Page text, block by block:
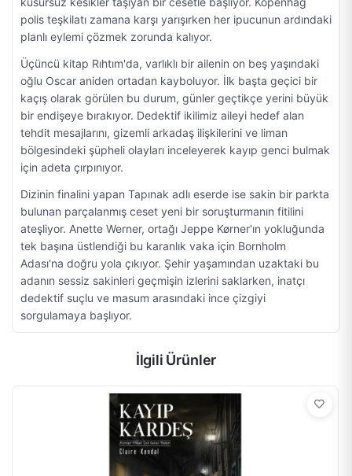
polis teşkilatı zamana karşı yarışırken her ipucunun ardındaki
planlı eylemi çözmek zorunda kalıyor.
Üçüncü kitap Rıhtım'da, varlıklı bir ailenin on beş yaşındaki
oğlu Oscar aniden ortadan kayboluyor. İlk başta geçici bir
kaçış olarak görülen bu durum, günler geçtikçe yerini büyük
bir endişeye bırakıyor. Dedektif ikilimiz aileyi hedef alan
tehdit mesajlarını, gizemli arkadaş ilişkilerini ve liman
bölgesindeki şüpheli olayları inceleyerek kayıp genci bulmak
için adeta çırpınıyor.
Dizinin finalini yapan Tapınak adlı eserde ise sakin bir parkta
bulunan parçalanmış ceset yeni bir soruşturmanın fitilini
ateşliyor. Anette Werner, ortağı Jeppe Kørner'ın yokluğunda
tek başına üstlendiği bu karanlık vaka için Bornholm
Adası'na doğru yola çıkıyor. Şehir yaşamından uzaktaki bu
adanın sessiz sakinleri geçmişin izlerini saklarken, inatçı
dedektif suçlu ve masum arasındaki ince çizgiyi
sorgulamaya başlıyor.
İlgili Ürünler